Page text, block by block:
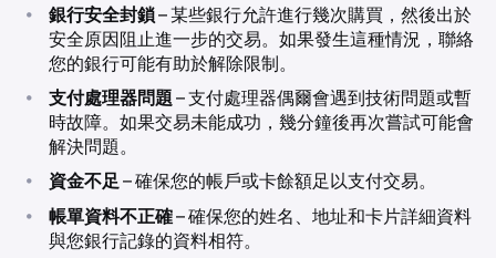
• 銀行安全封鎖– 某些銀行允許進行幾次購買，然後出於
安全原因阻止進一步的交易。如果發生這種情況，聯絡
您的銀行可能有助於解除限制。
• 支付處理器問題– 支付處理器偶爾會遇到技術問題或暫
時故障。如果交易未能成功，幾分鐘後再次嘗試可能會
解決問題。
• 資金不足– 確保您的帳戶或卡餘額足以支付交易。
• 帳單資料不正確– 確保您的姓名、地址和卡片詳細資料
與您銀行記錄的資料相符。